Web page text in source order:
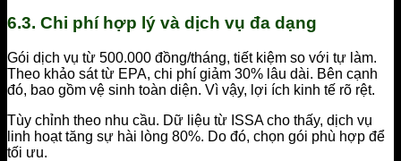
6.3. Chi phí hợp lý và dịch vụ đa dạng
Gói dịch vụ từ 500.000 đồng/tháng, tiết kiệm so với tự làm.
Theo khảo sát từ EPA, chi phí giảm 30% lâu dài. Bên cạnh
đó, bao gồm vệ sinh toàn diện. Vì vậy, lợi ích kinh tế rõ rệt.
Tùy chỉnh theo nhu cầu. Dữ liệu từ ISSA cho thấy, dịch vụ
linh hoạt tăng sự hài lòng 80%. Do đó, chọn gói phù hợp để
tối ưu.